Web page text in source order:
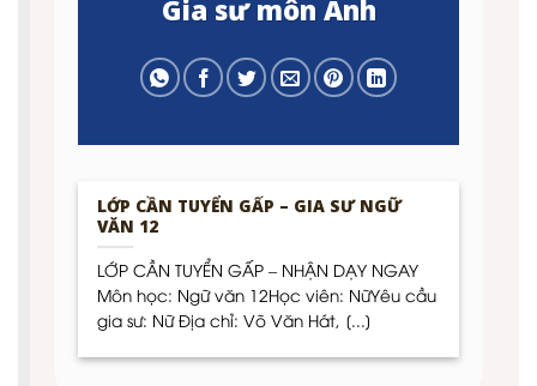
Gia sư môn Anh
LỚP CẦN TUYỂN GẤP – GIA SƯ NGỮ
VĂN 12
LỚP CẦN TUYỂN GẤP – NHẬN DẠY NGAY
Môn học: Ngữ văn 12Học viên: NữYêu cầu
gia sư: Nữ Địa chỉ: Võ Văn Hát, [...]